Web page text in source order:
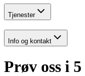
Tjenester
Info og kontakt
Prøv oss i